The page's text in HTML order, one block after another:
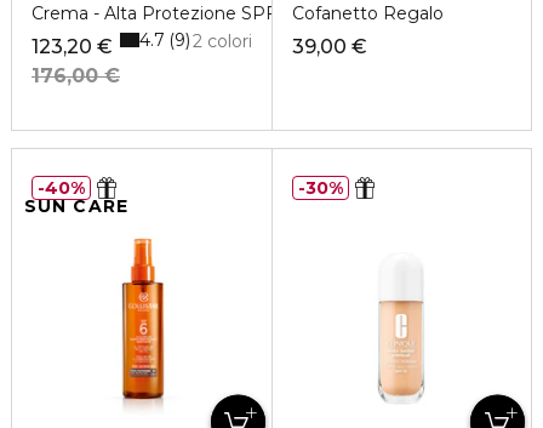
Crema - Alta Protezione SPF30
123,20 €
176,00 €
2 colori
4.7 9
Cofanetto Regalo
39,00 €
SUN CARE
40% 30%